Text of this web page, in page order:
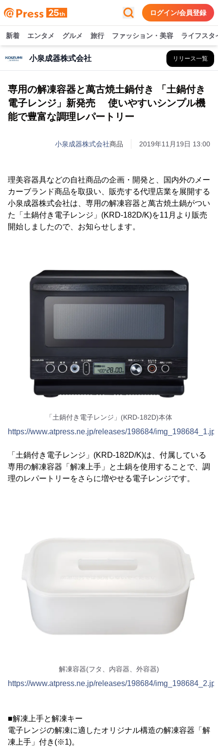
ログイン/会員登録
新着 エンタメ グルメ 旅行 ファッション・美容 ライフスタ
小泉成器株式会社 リリース一覧
専用の解凍容器と萬古焼土鍋付き 「土鍋付き
電子レンジ」新発売 使いやすいシンプル機
能で豊富な調理レパートリー
小泉成器株式会社商品 2019年11月19日 13:00
理美容器具などの自社商品の企画・開発と、国内外のメー
カーブランド商品を取扱い、販売する代理店業を展開する
小泉成器株式会社は、専用の解凍容器と萬古焼土鍋がつい
た「土鍋付き電子レンジ」(KRD-182D/K)を11月より販売
開始しましたので、お知らせします。
「土鍋付き電子レンジ」(KRD-182D)本体
https://www.atpress.ne.jp/releases/198684/
「土鍋付き電子レンジ」(KRD-182D/K)は、付属している
専用の解凍容器「解凍上手」と土鍋を使用することで、調
理のレパートリーをさらに増やせる電子レンジです。
解凍容器(フタ、内容器、外容器)
https://www.atpress.ne.jp/releases/198684/
■解凍上手と解凍キー
電子レンジの解凍に適したオリジナル構造の解凍容器「解
凍上手」付き(※1)。